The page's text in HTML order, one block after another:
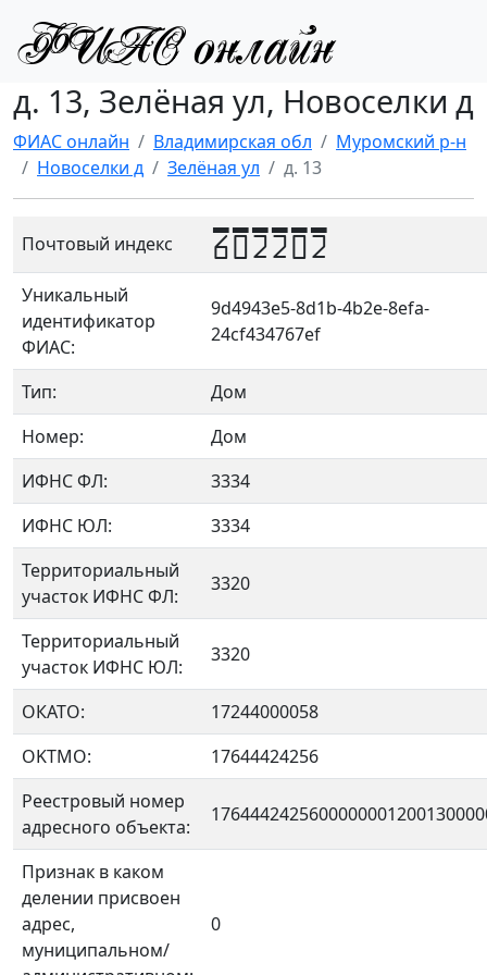
д. 13, Зелёная ул, Новоселки д
ФИАС онлайн Владимирская обл
Муромский р-н
Новоселки д
Зелёная ул д. 13
Почтовый индекс 602202
Уникальный
идентификатор
ФИАС:
9d4943e5-8d1b-4b2e-8efa-
24cf434767ef
Тип:
Дом
Номер:
Дом
ИФНС ФЛ:
3334
ИФНС ЮЛ:
3334
Территориальный
участок ИФНС ФЛ:
3320
Территориальный
участок ИФНС ЮЛ:
3320
ОКАТО:
17244000058
OKTMO:
17644424256
Реестровый номер
адресного объекта:
Признак в каком
делении присвоен
адрес,
муниципальном/
0